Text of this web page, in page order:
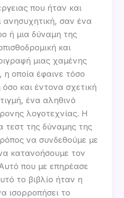
που ήταν και
ανησυχητική, σαν ένα
ή μια δύναμη της
και
μιας χαμένης
η οποία έφαινε τόσο
και έντονα σχετική
ένα αληθινό
λογοτεχνίας. Η
τεστ της δύναμης της
να συνδεθούμε με
κατανοήσουμε τον
που με επηρέασε
το βιβλίο ήταν η
ισορροπήσει το